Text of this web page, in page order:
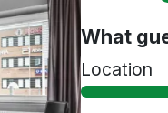
What
Location